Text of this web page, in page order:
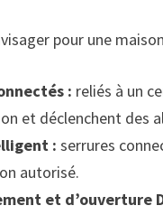
pour une
: reliés à un
et déclenchent des
: serrures
autorisé.
et d’ouverture